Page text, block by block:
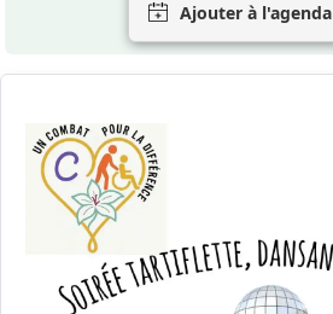
Ajouter à l'agenda